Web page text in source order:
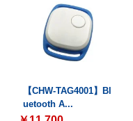
【CHW-TAG4001】Bl
uetooth A...